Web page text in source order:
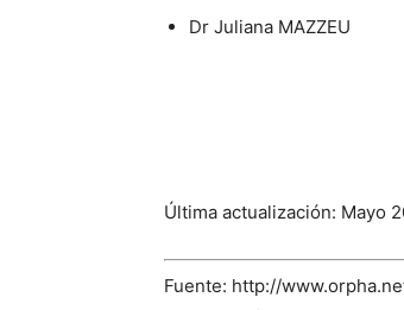
Dr Juliana MAZZEU
Última actualización: Mayo
Fuente: http://